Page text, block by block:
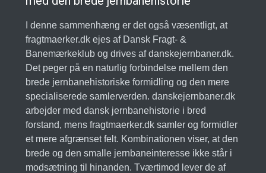
I denne sammenhæng er det også væsentligt, at
fragtmaerker.dk ejes af Dansk Fragt- &
Banemærkeklub og drives af danskejernbaner.dk.
Det peger på en naturlig forbindelse mellem den
brede jernbanehistoriske formidling og den mere
specialiserede samlerverden. danskejernbaner.dk
arbejder med dansk jernbanehistorie i bred
forstand, mens fragtmaerker.dk samler og formidler
et mere afgrænset felt. Kombinationen viser, at den
brede og den smalle jernbaneinteresse ikke står i
modsætning til hinanden. Tværtimod lever de af